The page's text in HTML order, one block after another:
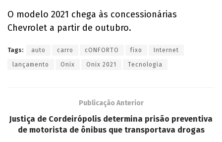
O modelo 2021 chega às concessionárias
Chevrolet a partir de outubro.
Tags: auto carro cONFORTO fixo Internet
lançamento Onix Onix 2021 Tecnologia
Publicação Anterior
Justiça de Cordeirópolis determina prisão preventiva
de motorista de ônibus que transportava drogas